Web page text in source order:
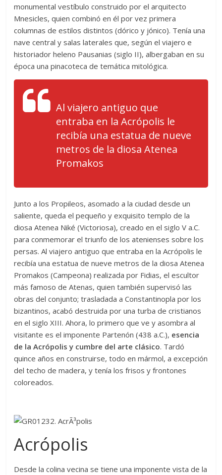
monumental vestíbulo construido por el arquitecto
Mnesicles, quien combinó en él por vez primera
columnas de estilos distintos (dórico y jónico). Tenía una
nave central y salas laterales que, según el viajero e
historiador heleno Pausanias (siglo II), albergaban en su
época una pinacoteca de temática mitológica.
Al viajero antiguo que
entraba en la Acrópolis le
recibía una estatua de nueve
metros de la diosa Atenea
Promakos
Junto a los Propileos, asomado a la ciudad desde un
saliente, queda el pequeño y exquisito templo de la
diosa Atenea Niké (Victoriosa), creado en el siglo V a.C.
para conmemorar el triunfo de los atenienses sobre los
persas. Al viajero antiguo que entraba en la Acrópolis le
recibía una estatua de nueve metros de la diosa Atenea
Promakos (Campeona) realizada por Fidias, el escultor
más famoso de Atenas, quien también supervisó las
obras del conjunto; trasladada a Constantinopla por los
bizantinos, acabó destruida por una turba de cristianos
en el siglo XIII. Ahora, lo primero que ve y asombra al
visitante es el imponente Partenón (438 a.C.), esencia
de la Acrópolis y cumbre del arte clásico. Tardó
quince años en construirse, todo en mármol, a excepción
del techo de madera, y tenía los frisos y frontones
coloreados.
Acrópolis
Desde la colina vecina se tiene una imponente vista de la